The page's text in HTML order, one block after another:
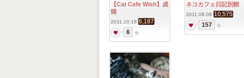
【Cat Cafe Wish】成
猫
2011.10.18 6,187
6
ネコカフェ日記別館
2011.08.08 10,575
157